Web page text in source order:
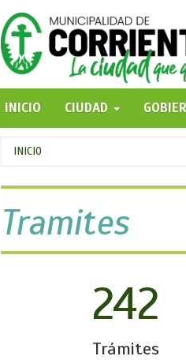
INICIO
CIUDAD
Se
encuentra
usted
aquí
INICIO
Tramites
242
Trámites